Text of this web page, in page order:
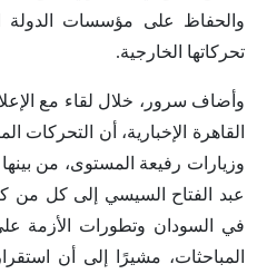
والحفاظ على مؤسسات الدولة
تحركاتها الخارجية.
وأضاف سرور، خلال لقاء مع
القاهرة الإخبارية، أن التحركات
وزيارات رفيعة المستوى، من بينها
عبد الفتاح السيسي إلى كل من
في السودان وتطورات الأزمة
المباحثات، مشيرًا إلى أن